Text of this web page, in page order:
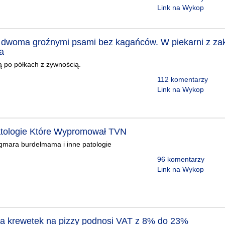
Link na Wykop
groźnymi psami bez kagańców. W piekarni z
półkach z żywnością.
112 komentarzy
Link na Wykop
Które Wypromował TVN
burdelmama i inne patologie
96 komentarzy
Link na Wykop
krewetek na pizzy podnosi VAT z 8% do 23%